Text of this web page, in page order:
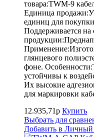
товара:TWM-9
Единица
единиц для
Поддерживается на
глянцевого
фоне.
устойчивы к
Их высокие
для маркировки
12.935,71р Купить
Выбрать для
Добавить в Личный